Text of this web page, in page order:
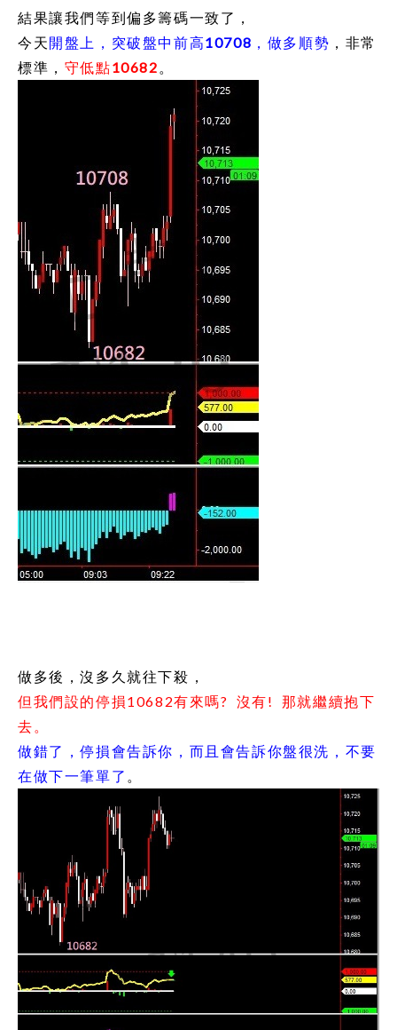
結果讓我們等到偏多籌碼一致了，
今天開盤上，突破盤中前高10708，做多順勢 ，非常
標準， 守低點10682
做多後，沒多久就往下殺，
但我們設的停損10682有來嗎? 沒有! 那就繼續抱下
去。
做錯了，停損會告訴你，而且會告訴你盤很洗，不要
在做下一筆單了